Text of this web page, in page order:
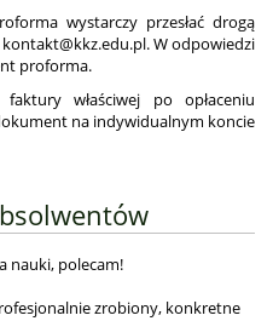
wystarczy przesłać drogą
W odpowiedzi
proforma.
właściwej po opłaceniu
na indywidualnym koncie
nauki, polecam!
zrobiony, konkretne